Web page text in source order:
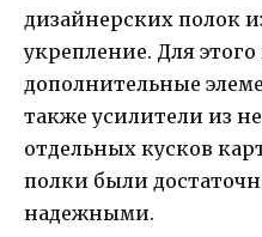
дизайнерских полок
укрепление. Для
дополнительные
также усилители из
отдельных кусков
полки были
надежными.